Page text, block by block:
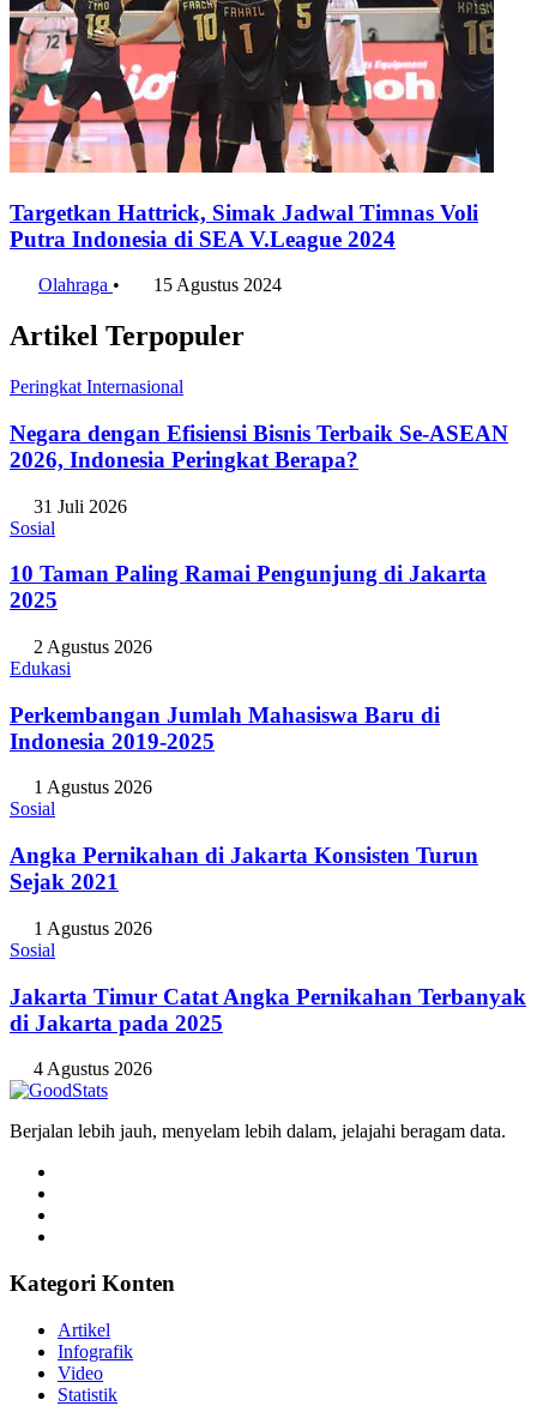
Targetkan Hattrick, Simak Jadwal Timnas Voli
Putra Indonesia di SEA V.League 2024
Olahraga • 15 Agustus 2024
Artikel Terpopuler
Peringkat Internasional
Negara dengan Efisiensi Bisnis Terbaik Se-ASEAN
2026, Indonesia Peringkat Berapa?
31 Juli 2026
Sosial
10 Taman Paling Ramai Pengunjung di Jakarta
2025
2 Agustus 2026
Edukasi
Perkembangan Jumlah Mahasiswa Baru di
Indonesia 2019-2025
1 Agustus 2026
Sosial
Angka Pernikahan di Jakarta Konsisten Turun
Sejak 2021
1 Agustus 2026
Sosial
Jakarta Timur Catat Angka Pernikahan Terbanyak
di Jakarta pada 2025
4 Agustus 2026
Berjalan lebih jauh, menyelam lebih dalam, jelajahi beragam data.
Kategori Konten
Artikel
Infografik
Video
Statistik